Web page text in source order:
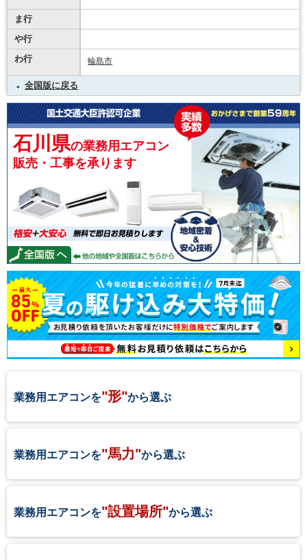
石川県の業務用エアコン
販売・工事を承ります
業務用エアコンを"形"から選ぶ
業務用エアコンを"馬力"から選ぶ
業務用エアコンを"設置場所"から選ぶ
ま行
や行
わ行
輪島市
全国版に戻る